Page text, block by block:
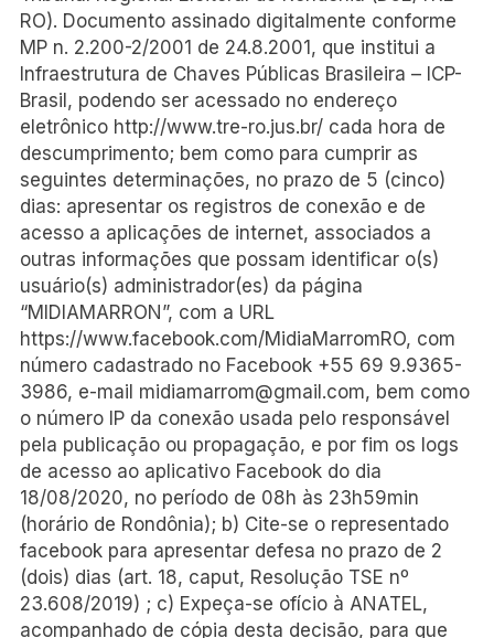
RO). Documento assinado digitalmente conforme
MP n. 2.200-2/2001 de 24.8.2001, que institui a
Infraestrutura de Chaves Públicas Brasileira – ICP-
Brasil, podendo ser acessado no endereço
eletrônico http://www.tre-ro.jus.br/ cada hora de
descumprimento; bem como para cumprir as
seguintes determinações, no prazo de 5 (cinco)
dias: apresentar os registros de conexão e de
acesso a aplicações de internet, associados a
outras informações que possam identificar o(s)
usuário(s) administrador(es) da página
“MIDIAMARRON”, com a URL
https://www.facebook.com/MidiaMarromRO, com
número cadastrado no Facebook +55 69 9.9365-
3986, e-mail midiamarrom@gmail.com, bem como
o número IP da conexão usada pelo responsável
pela publicação ou propagação, e por fim os logs
de acesso ao aplicativo Facebook do dia
18/08/2020, no período de 08h às 23h59min
(horário de Rondônia); b) Cite-se o representado
facebook para apresentar defesa no prazo de 2
(dois) dias (art. 18, caput, Resolução TSE nº
23.608/2019) ; c) Expeça-se ofício à ANATEL,
acompanhado de cópia desta decisão, para que